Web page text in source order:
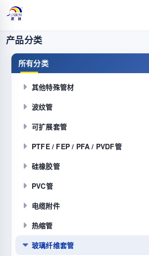
产品分类
所有分类
其他特殊管材
波纹管
可扩展套管
PTFE / FEP / PFA / PVDF管
硅橡胶管
PVC管
电缆附件
热缩管
玻璃纤维套管